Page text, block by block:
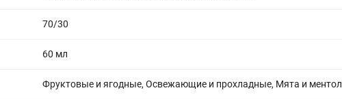
70/30
60 мл
Фруктовые и ягодные, Освежающие и прохладные, Мята и ментол